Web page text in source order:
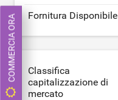
Fornitura Disponibile
Classifica
capitalizzazione di
mercato
COMMERCIA ORA